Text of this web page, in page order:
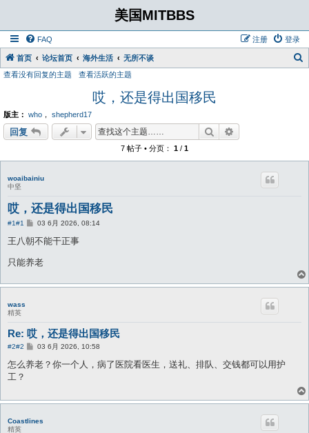
美国MITBBS
FAQ 登录
注册
首页 论坛首页 海外生活 无所不谈
查看没有回复的主题 查看活跃的主题
哎，还是得出国移民
版主： who ， shepherd17
回复 搜索
7 帖子 • 分页： 1 / 1
woaibainiu
中坚
哎，还是得出国移民
#1#1
帖
03 6月 2026, 08:14
王八朝不能干正事
只能养老
wass
精英
Re: 哎，还是得出国移民
#2#2
帖
03 6月 2026, 10:58
怎么养老？你一个人，病了医院看医生，送礼、排队、交钱都可以用护
工？
Coastlines
精英